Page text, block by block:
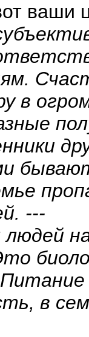
ваши
в
---
людей
в